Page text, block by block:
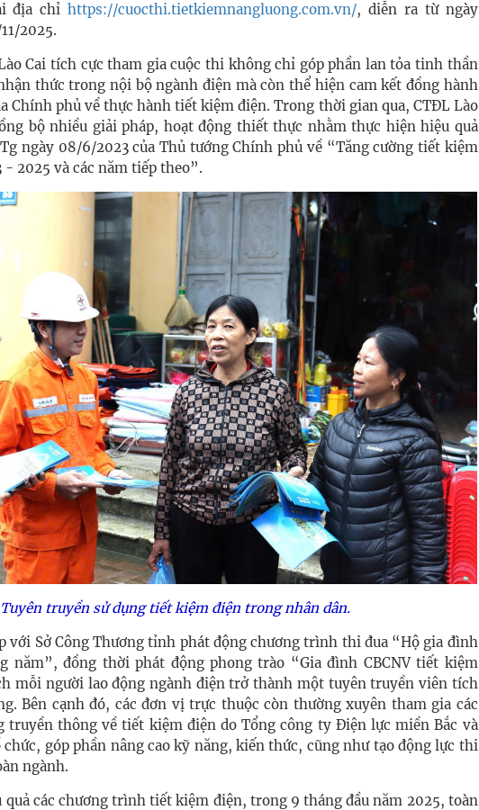
địa chỉhttps://cuocthi.tietkiemnangluong.com.vn/, diễn ra từ ngày
2025.
Cai tích cực tham gia cuộc thi không chỉ góp phần lan tỏa tinh thần
thức trong nội bộ ngành điện mà còn thể hiện cam kết đồng hành
Chính phủ về thực hành tiết kiệm điện. Trong thời gian qua, CTĐL Lào
bộ nhiều giải pháp, hoạt động thiết thực nhằm thực hiện hiệu quả
ngày 08/6/2023 của Thủ tướng Chính phủ về “Tăng cường tiết kiệm
- 2025 và các năm tiếp theo”.
Tuyên truyền sử dụng tiết kiệm điện trong nhân dân.
với Sở Công Thương tỉnh phát động chương trình thi đua “Hộ gia đình
năm”, đồng thời phát động phong trào “Gia đình CBCNV tiết kiệm
mỗi người lao động ngành điện trở thành một tuyên truyền viên tích
Bên cạnh đó, các đơn vị trực thuộc còn thường xuyên tham gia các
truyền thông về tiết kiệm điện do Tổng công ty Điện lực miền Bắc và
chức, góp phần nâng cao kỹ năng, kiến thức, cũng như tạo động lực thi
ngành.
các chương trình tiết kiệm điện, trong 9 tháng đầu năm 2025, toàn